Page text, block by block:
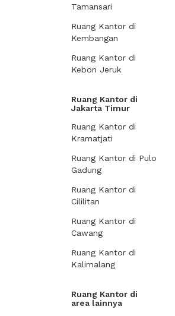
Tamansari
Ruang Kantor di
Kembangan
Ruang Kantor di
Kebon Jeruk
Ruang Kantor di
Jakarta Timur
Ruang Kantor di
Kramatjati
Ruang Kantor di Pulo
Gadung
Ruang Kantor di
Cililitan
Ruang Kantor di
Cawang
Ruang Kantor di
Kalimalang
Ruang Kantor di
area lainnya